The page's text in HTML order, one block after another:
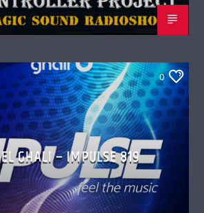
0
GHALI – IMPULSE 819